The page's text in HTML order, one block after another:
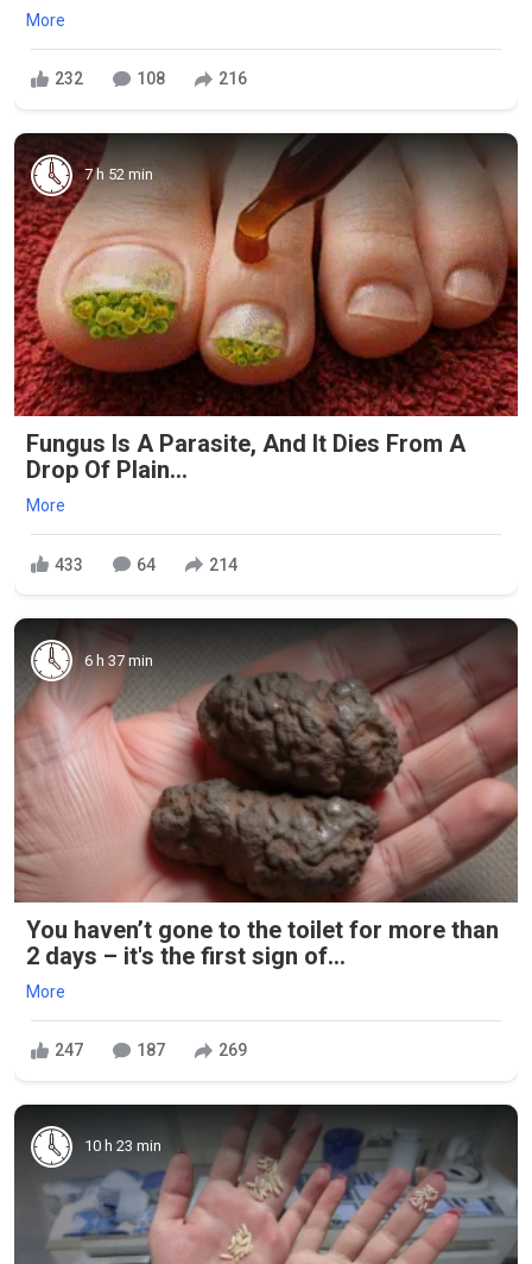
More
232 108 216
7 h 52 min
Fungus Is A Parasite, And It Dies From A
Drop Of Plain...
More
433 64 214
6 h 37 min
You haven’t gone to the toilet for more than
2 days – it's the first sign of...
More
247 187 269
10 h 23 min